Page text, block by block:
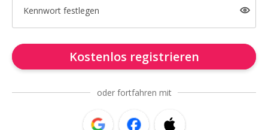
Kennwort festlegen
Kostenlos registrieren
oder fortfahren mit